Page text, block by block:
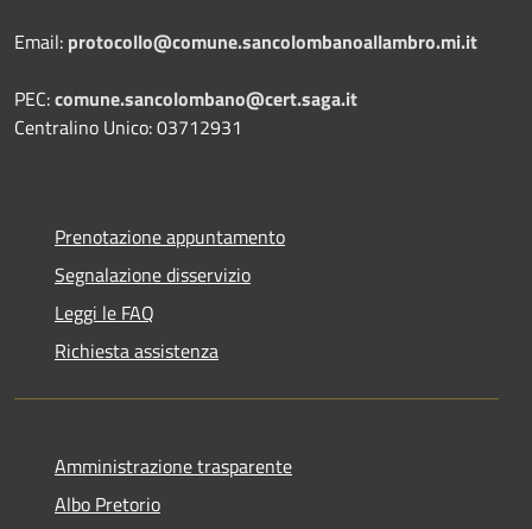
Email: protocollo@comune.sancolombanoallambro.mi.it
PEC:comune.sancolombano@cert.saga.it
Centralino Unico: 03712931
Prenotazione appuntamento
Segnalazione disservizio
Leggi le FAQ
Richiesta assistenza
Amministrazione trasparente
Albo Pretorio